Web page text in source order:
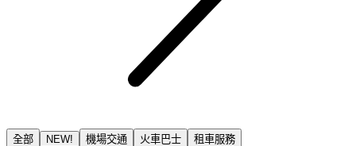
全部 NEW! 機場交通 火車巴士 租車服務